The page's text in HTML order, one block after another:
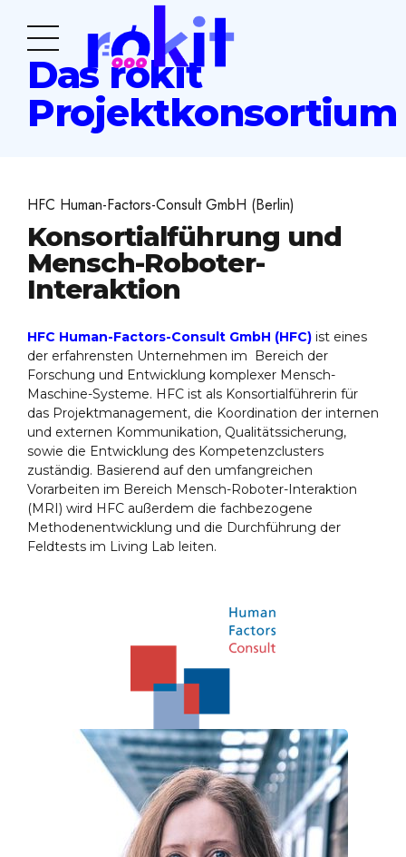
Das rokit
Projektkonsortium
HFC Human-Factors-Consult GmbH (Berlin)
Konsortialführung und
Mensch-Roboter-
Interaktion
HFC Human-Factors-Consult GmbH (HFC) ist eines
der erfahrensten Unternehmen im Bereich der
Forschung und Entwicklung komplexer Mensch-
Maschine-Systeme. HFC ist als Konsortialführerin für
das Projektmanagement, die Koordination der internen
und externen Kommunikation, Qualitätssicherung,
sowie die Entwicklung des Kompetenzclusters
zuständig. Basierend auf den umfangreichen
Vorarbeiten im Bereich Mensch-Roboter-Interaktion
(MRI) wird HFC außerdem die fachbezogene
Methodenentwicklung und die Durchführung der
Feldtests im Living Lab leiten.